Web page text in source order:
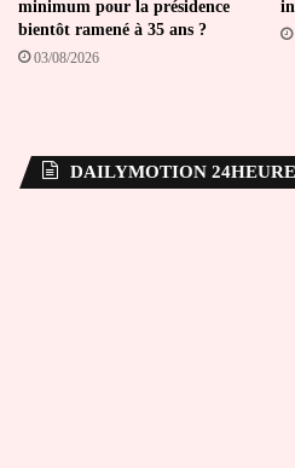
minimum pour la présidence
bientôt ramené à 35 ans ?
03/08/2026
DAILYMOTION